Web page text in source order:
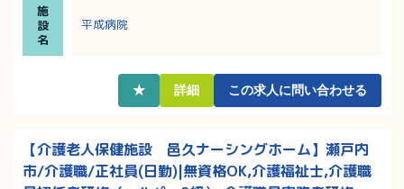
夜勤が出来ない方もご応募OK！
・年間休日は123日！法人の平均有給取得率95％！ワ
・遅出手当あり！該当者には家族手当あり！
施
設
名
平成病院
★ 詳細 この求人に問い合わせる
【介護老人保健施設 邑久ナーシングホーム】瀬戸内
市/介護職/正社員(日勤)|無資格OK,介護福祉士,介護職